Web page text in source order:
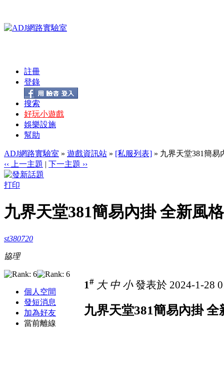
註冊
登錄
搜索
好玩小遊戲
娛樂設施
幫助
ADJ網路實驗室 » 遊戲資訊站 » [私服列表] » 九界天堂381簡
‹‹ 上一主題 | 下一主題 ››
打印
九界天堂381簡易內掛 全新風
st380720
協理
個人空間
發短消息
加為好友
當前離線
1# 大 中 小發表於 2024-1-28
九界天堂381簡易內掛